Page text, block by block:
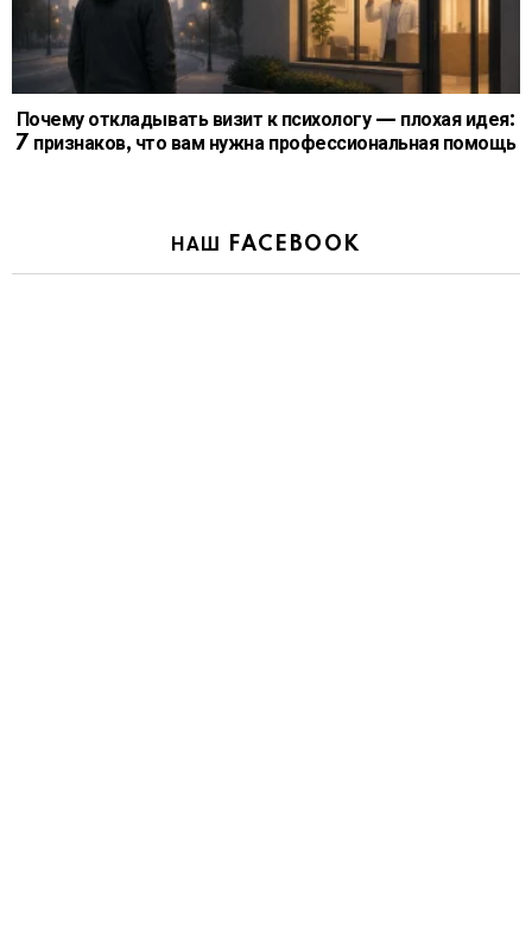
Почему откладывать визит к психологу — плохая идея:
7 признаков, что вам нужна профессиональная помощь
НАШ FACEBOOK